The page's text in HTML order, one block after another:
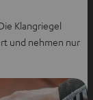
Klangriegel
und nehmen nur